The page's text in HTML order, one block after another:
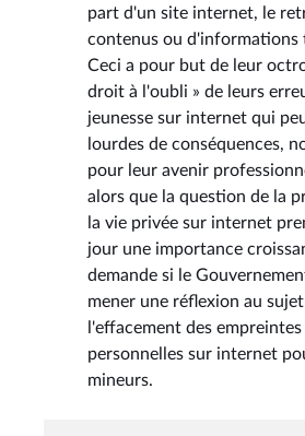
part d'un site internet, le
contenus ou d'informations
Ceci a pour but de leur
droit à l'oubli » de leurs
jeunesse sur internet qui
lourdes de conséquences,
pour leur avenir
alors que la question de la
la vie privée sur internet
jour une importance
demande si le
mener une réflexion au
l'effacement des
personnelles sur internet
mineurs.